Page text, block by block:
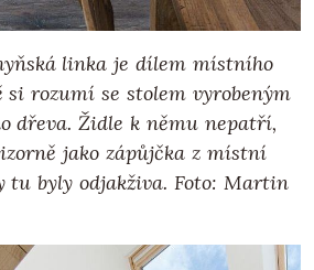
linka je dílem místního
rozumí se stolem vyrobeným
dřeva. Židle k němu nepatří,
jako zápůjčka z místní
tu byly odjakživa. Foto: Martin